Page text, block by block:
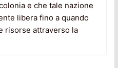
e che tale nazione
libera fino a quando
risorse attraverso la